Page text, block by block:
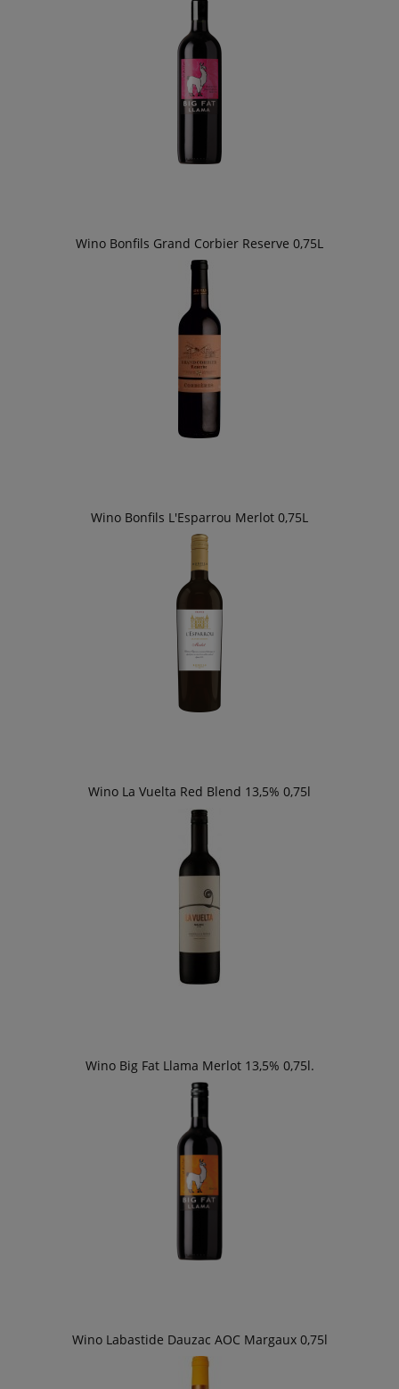
Wino Bonfils Grand Corbier Reserve 0,75L
Wino Bonfils L'Esparrou Merlot 0,75L
Wino La Vuelta Red Blend 13,5% 0,75l
Wino Big Fat Llama Merlot 13,5% 0,75l.
Wino Labastide Dauzac AOC Margaux 0,75l